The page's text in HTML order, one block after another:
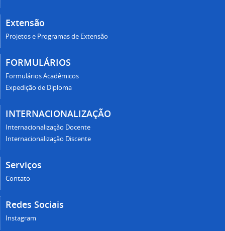
Extensão
Projetos e Programas de Extensão
FORMULÁRIOS
Formulários Acadêmicos
Expedição de Diploma
INTERNACIONALIZAÇÃO
Internacionalização Docente
Internacionalização Discente
Serviços
Contato
Redes Sociais
Instagram